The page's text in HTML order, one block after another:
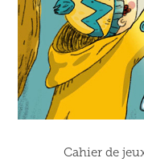
Cahier de